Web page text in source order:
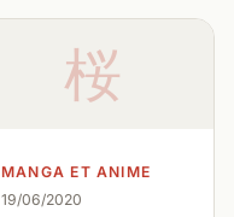
桜
MANGA ET ANIME
19/06/2020